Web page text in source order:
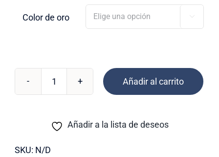
Color de oro 
REV-
cantidad
Añadir al carrito
Añadir a la lista de deseos
SKU: N/D